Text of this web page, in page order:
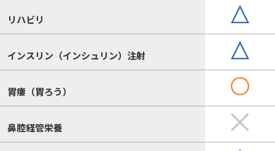
リハビリ
インスリン（インシュリン）注射
胃瘻（胃ろう）
鼻腔経管栄養